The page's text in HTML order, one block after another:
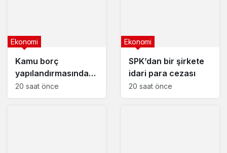
Kamu borç
yapılandırmasında
son başvuru tarihi
Ekonomi
20 saat önce
SPK’dan bir şirkete
idari para cezası
Ekonomi
20 saat önce